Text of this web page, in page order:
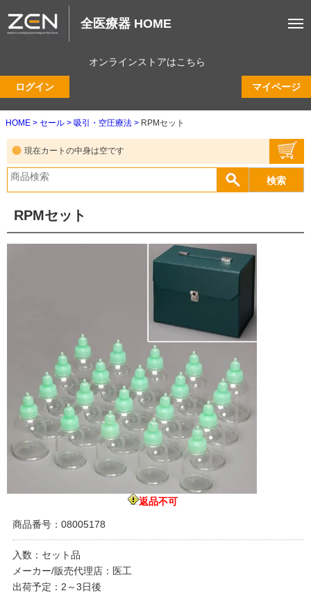
全医療器 HOME
オンラインストアはこちら
ログイン マイページ
HOME セール 吸引・空圧療法 RPMセット
現在カートの中身は空です
RPMセット
返品不可
商品番号：08005178
入数：セット品
メーカー/販売代理店：医工
出荷予定：2～3日後